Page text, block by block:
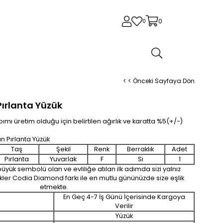
0 0
< < Önceki Sayfaya Dön
Yüzük
üretim olduğu için belirtilen ağırlık ve karatta %5(+/-)
Pırlanta Yüzük
Taş Şekil Renk Berraklık
Adet
Pırlanta Yuvarlak F Sı
1
sembolü olan ve evliliğe atılan ilk adımda sizi yalnız
Codia Diamond farkı ile en mutlu gününüzde size eşlik
etmekte.
En Geç 4-7 İş Günü İçerisinde Kargoya
Verilir
Yüzük